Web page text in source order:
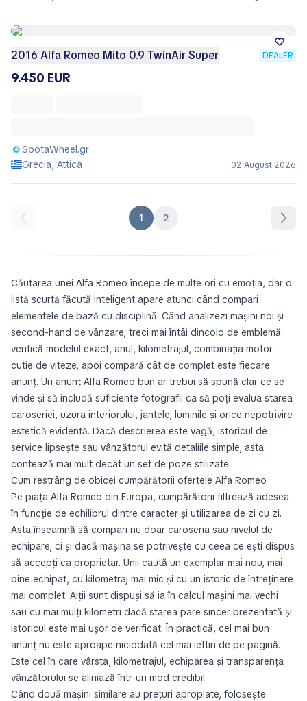
2016 Alfa Romeo Mito 0.9 TwinAir Super DEALER
9.450 EUR
SpotaWheel.gr
Grecia, Attica
02 August 2026
1 2
Căutarea unei Alfa Romeo începe de multe ori cu emoția, dar o
listă scurtă făcută inteligent apare atunci când compari
elementele de bază cu disciplină. Când analizezi mașini noi și
second-hand de vânzare, treci mai întâi dincolo de emblemă:
verifică modelul exact, anul, kilometrajul, combinația motor-
cutie de viteze, apoi compară cât de complet este fiecare
anunț. Un anunț Alfa Romeo bun ar trebui să spună clar ce se
vinde și să includă suficiente fotografii ca să poți evalua starea
caroseriei, uzura interiorului, jantele, luminile și orice nepotrivire
estetică evidentă. Dacă descrierea este vagă, istoricul de
service lipsește sau vânzătorul evită detaliile simple, asta
contează mai mult decât un set de poze stilizate.
Cum restrâng de obicei cumpărătorii ofertele Alfa Romeo
Pe piața Alfa Romeo din Europa, cumpărătorii filtrează adesea
în funcție de echilibrul dintre caracter și utilizarea de zi cu zi.
Asta înseamnă să compari nu doar caroseria sau nivelul de
echipare, ci și dacă mașina se potrivește cu ceea ce ești dispus
să accepți ca proprietar. Unii caută un exemplar mai nou, mai
bine echipat, cu kilometraj mai mic și cu un istoric de întreținere
mai complet. Alții sunt dispuși să ia în calcul mașini mai vechi
sau cu mai mulți kilometri dacă starea pare sincer prezentată și
istoricul este mai ușor de verificat. În practică, cel mai bun
anunț nu este aproape niciodată cel mai ieftin de pe pagină.
Este cel în care vârsta, kilometrajul, echiparea și transparența
vânzătorului se aliniază într-un mod credibil.
Când două mașini similare au prețuri apropiate, folosește